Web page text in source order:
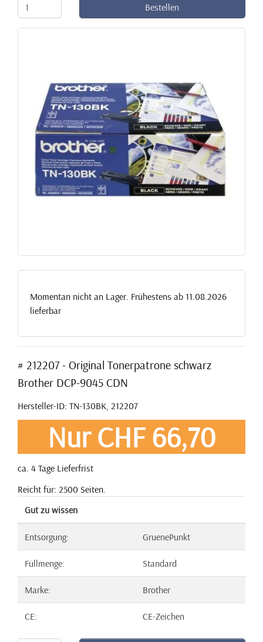
Bestellen
Momentan nicht an Lager. Frühestens ab 11.08.2026
lieferbar
# 212207 - Original Tonerpatrone schwarz
Brother DCP-9045 CDN
Hersteller-ID: TN-130BK, 212207
Nur CHF 66,70
ca. 4 Tage Lieferfrist
Reicht für: 2500 Seiten.
Gut zu wissen
Entsorgung: GruenePunkt
Füllmenge: Standard
Marke: Brother
CE: CE-Zeichen